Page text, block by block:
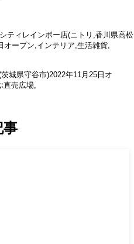
ティレインボー店(ニトリ,香川県高松
オープン,インテリア,生活雑貨,
城県守谷市)2022年11月25日オ
直売広場,
事